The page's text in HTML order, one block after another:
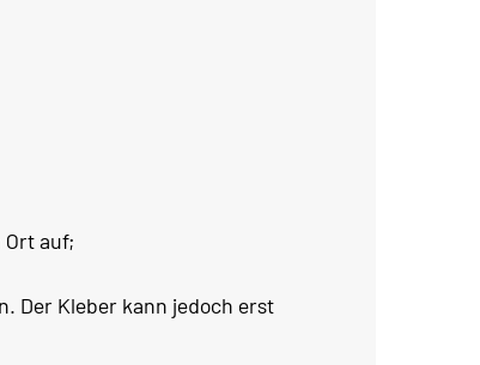
auf;
Der Kleber kann jedoch erst